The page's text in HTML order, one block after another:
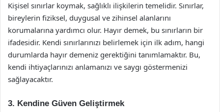
Kişisel sınırlar koymak, sağlıklı ilişkilerin temelidir. Sınırlar,
bireylerin fiziksel, duygusal ve zihinsel alanlarını
korumalarına yardımcı olur. Hayır demek, bu sınırların bir
ifadesidir. Kendi sınırlarınızı belirlemek için ilk adım, hangi
durumlarda hayır demeniz gerektiğini tanımlamaktır. Bu,
kendi ihtiyaçlarınızı anlamanızı ve saygı göstermenizi
sağlayacaktır.
3. Kendine Güven Geliştirmek